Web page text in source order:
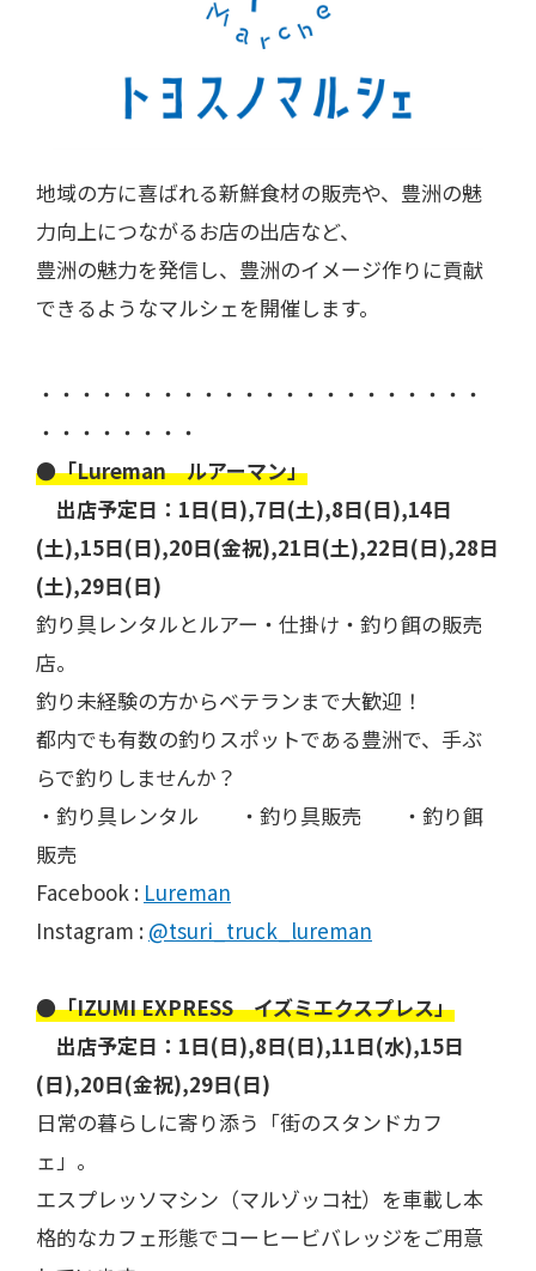
地域の方に喜ばれる新鮮食材の販売や、豊洲の魅
力向上につながるお店の出店など、
豊洲の魅力を発信し、豊洲のイメージ作りに貢献
できるようなマルシェを開催します。
・・・・・・・・・・・・・・・・・・・・・・
・・・・・・・・
●「Lureman ルアーマン」
出店予定日：1日(日),7日(土),8日(日),14日
(土),15日(日),20日(金祝),21日(土),22日(日),28日
(土),29日(日)
釣り具レンタルとルアー・仕掛け・釣り餌の販売
店。
釣り未経験の方からベテランまで大歓迎！
都内でも有数の釣りスポットである豊洲で、手ぶ
らで釣りしませんか？
・釣り具レンタル ・釣り具販売 ・釣り餌
販売
Facebook : Lureman
Instagram : @tsuri_truck_lureman
●「IZUMI EXPRESS イズミエクスプレス」
​ 出店予定日：1日(日),8日(日),11日(水),15日
(日),20日(金祝),29日(日)
日常の暮らしに寄り添う「街のスタンドカフ
ェ」。
エスプレッソマシン（マルゾッコ社）を車載し本
格的なカフェ形態でコーヒービバレッジをご用意